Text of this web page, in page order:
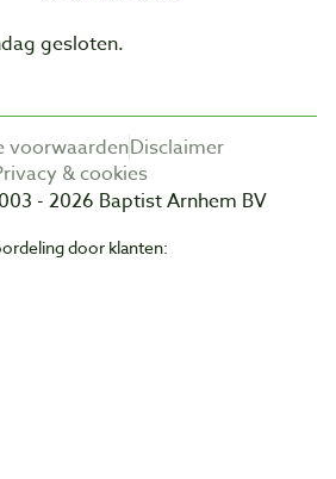
gesloten.
voorwaardenDisclaimer
& cookies
- 2026 Baptist Arnhem BV
door klanten: